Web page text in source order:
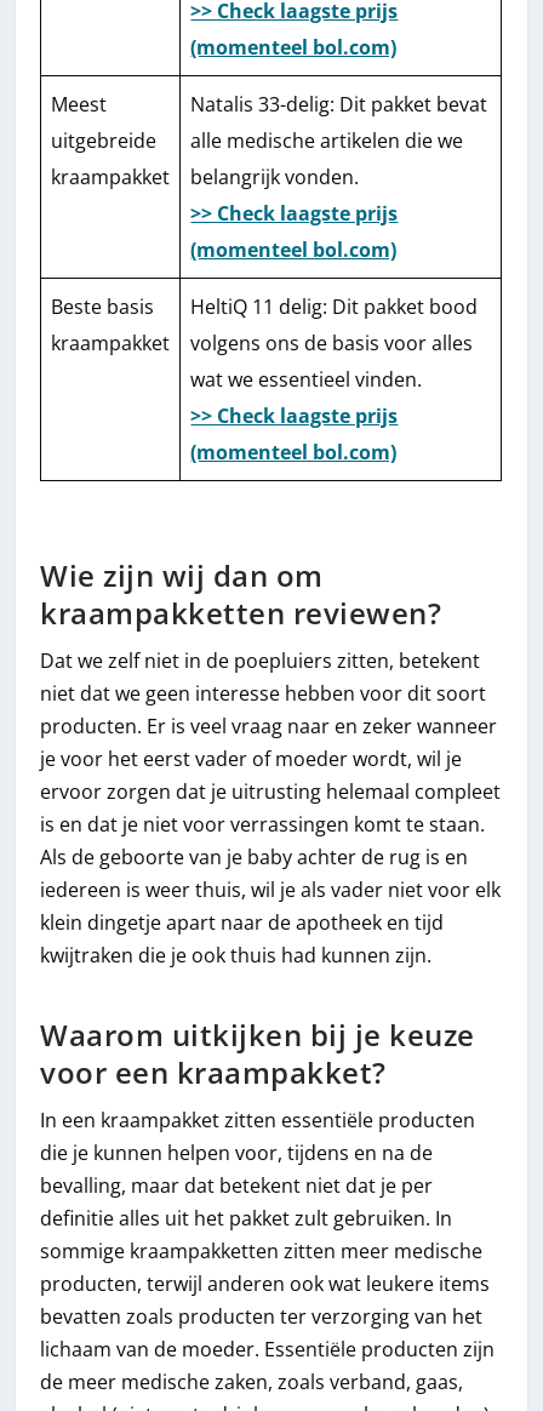
>> Check laagste prijs
(momenteel bol.com)
Meest
uitgebreide
kraampakket
Natalis 33-delig: Dit pakket bevat
alle medische artikelen die we
belangrijk vonden.
>> Check laagste prijs
(momenteel bol.com)
Beste basis
kraampakket
HeltiQ 11 delig: Dit pakket bood
volgens ons de basis voor alles
wat we essentieel vinden.
>> Check laagste prijs
(momenteel bol.com)
Wie zijn wij dan om
kraampakketten reviewen?
Dat we zelf niet in de poepluiers zitten, betekent
niet dat we geen interesse hebben voor dit soort
producten. Er is veel vraag naar en zeker wanneer
je voor het eerst vader of moeder wordt, wil je
ervoor zorgen dat je uitrusting helemaal compleet
is en dat je niet voor verrassingen komt te staan.
Als de geboorte van je baby achter de rug is en
iedereen is weer thuis, wil je als vader niet voor elk
klein dingetje apart naar de apotheek en tijd
kwijtraken die je ook thuis had kunnen zijn.
Waarom uitkijken bij je keuze
voor een kraampakket?
In een kraampakket zitten essentiële producten
die je kunnen helpen voor, tijdens en na de
bevalling, maar dat betekent niet dat je per
definitie alles uit het pakket zult gebruiken. In
sommige kraampakketten zitten meer medische
producten, terwijl anderen ook wat leukere items
bevatten zoals producten ter verzorging van het
lichaam van de moeder. Essentiële producten zijn
de meer medische zaken, zoals verband, gaas,